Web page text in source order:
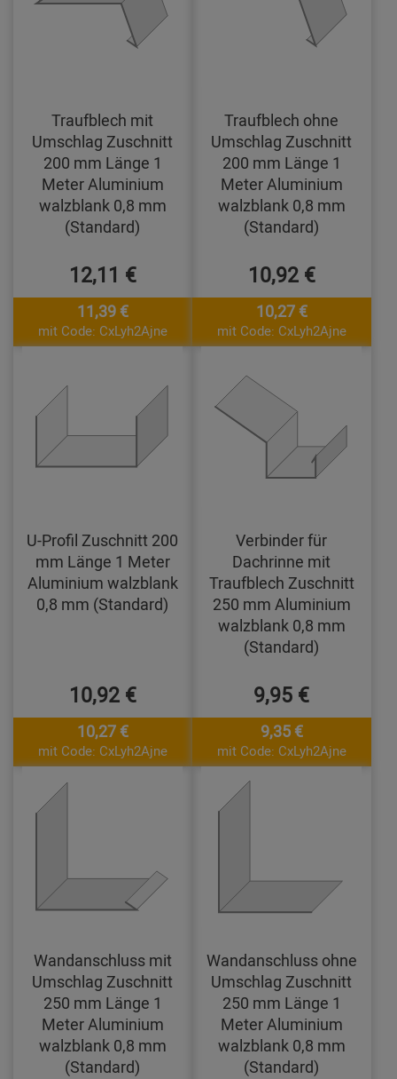
Traufblech mit
Umschlag Zuschnitt
200 mm Länge 1
Meter Aluminium
walzblank 0,8 mm
(Standard)
12,11 €
11,39 €
mit Code: CxLyh2Ajne
Traufblech ohne
Umschlag Zuschnitt
200 mm Länge 1
Meter Aluminium
walzblank 0,8 mm
(Standard)
10,92 €
10,27 €
mit Code: CxLyh2Ajne
U-Profil Zuschnitt 200
mm Länge 1 Meter
Aluminium walzblank
0,8 mm (Standard)
10,92 €
10,27 €
mit Code: CxLyh2Ajne
Verbinder für
Dachrinne mit
Traufblech Zuschnitt
250 mm Aluminium
walzblank 0,8 mm
(Standard)
9,95 €
9,35 €
mit Code: CxLyh2Ajne
Wandanschluss mit
Umschlag Zuschnitt
250 mm Länge 1
Meter Aluminium
walzblank 0,8 mm
(Standard)
Wandanschluss ohne
Umschlag Zuschnitt
250 mm Länge 1
Meter Aluminium
walzblank 0,8 mm
(Standard)